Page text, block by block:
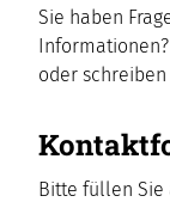
Sie haben
oder schreiben
Bitte füllen